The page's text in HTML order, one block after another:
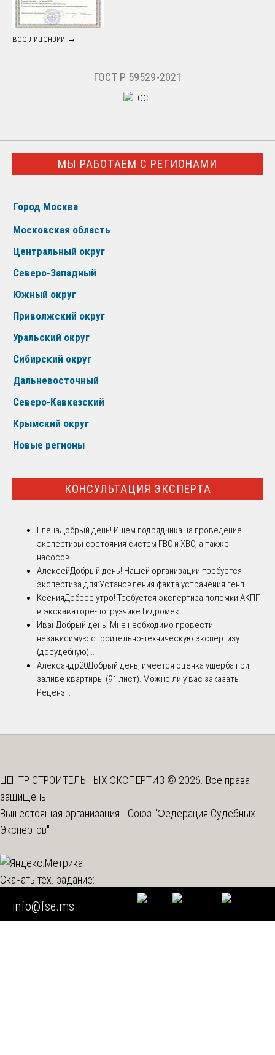
все лицензии →
ГОСТ Р 59529-2021
МЫ РАБОТАЕМ С РЕГИОНАМИ
Город Москва
Московская область
Центральный округ
Северо-Западный
Южный округ
Приволжский округ
Уральский округ
Сибирский округ
Дальневосточный
Северо-Кавказский
Крымский округ
Новые регионы
КОНСУЛЬТАЦИЯ ЭКСПЕРТА
ЕленаДобрый день! Ищем подрядчика на проведение
экспертизы состояния систем ГВС и ХВС, а также
насосов...
АлексейДобрый день! Нашей организации требуется
экспертиза для:Установления факта устранения генп...
КсенияДоброе утро! Требуется экспертиза поломки АКПП
в экскаваторе-погрузчике Гидромек
ИванДобрый день! Мне необходимо провести
независимую строительно-техническую экспертизу
(досудебную)...
Александр20Добрый день, имеется оценка ущерба при
заливе квартиры (91 лист). Можно ли у вас заказать
Реценз...
ЦЕНТР СТРОИТЕЛЬНЫХ ЭКСПЕРТИЗ © 2026. Все права
защищены
Вышестоящая организация - Союз "Федерация Судебных
Экспертов"
Скачать тех. задание:
info@fse.ms